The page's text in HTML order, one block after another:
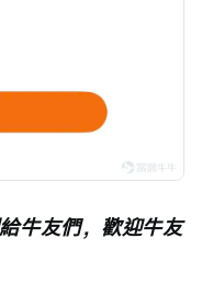
牛友們，歡迎牛友